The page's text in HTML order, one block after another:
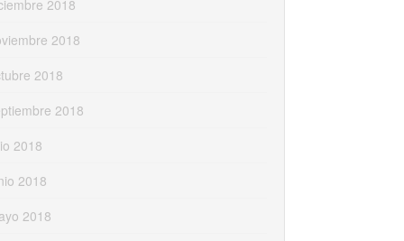
2018
2018
2018
2018
2018
2018
2018